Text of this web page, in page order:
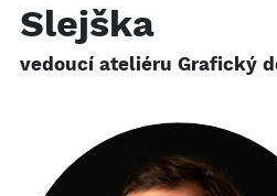
Slejška
vedoucí ateliéru Grafický